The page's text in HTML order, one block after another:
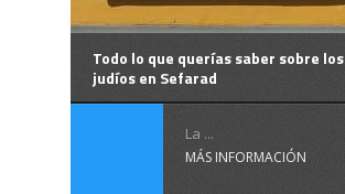
Todo lo que querías saber sobre los
judíos en Sefarad
La ...
MÁS INFORMACIÓN